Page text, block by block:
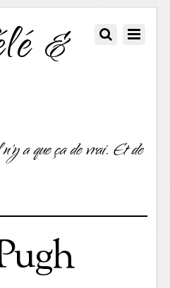
&
a que ça de vrai. Et de